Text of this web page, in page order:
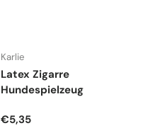
Karlie
Latex Zigarre
Hundespielzeug
Normaler Preis
€5,35